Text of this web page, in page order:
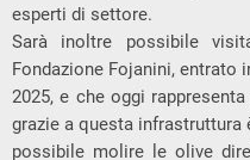
esperti di settore.
Sarà inoltre possibile
Fondazione Fojanini, entrato
2025, e che oggi
grazie a questa infrastruttura
possibile molire le olive